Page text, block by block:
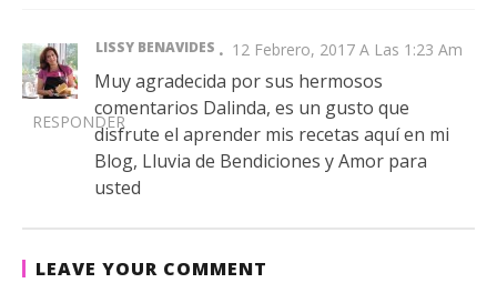
LISSY BENAVIDES 12 Febrero, 2017 A Las 1:23 Am
Muy agradecida por sus hermosos
comentarios Dalinda, es un gusto que
disfrute el aprender mis recetas aquí en mi
Blog, Lluvia de Bendiciones y Amor para
usted
RESPONDER
LEAVE YOUR COMMENT